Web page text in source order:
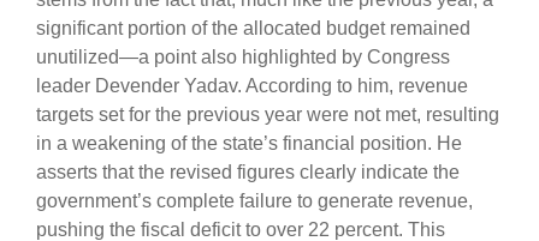
significant portion of the allocated budget remained
unutilized—a point also highlighted by Congress
leader Devender Yadav. According to him, revenue
targets set for the previous year were not met, resulting
in a weakening of the state’s financial position. He
asserts that the revised figures clearly indicate the
government’s complete failure to generate revenue,
pushing the fiscal deficit to over 22 percent. This